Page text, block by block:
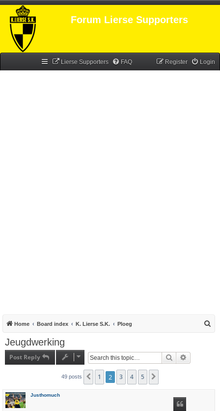
Forum Lierse Supporters
Lierse Supporters FAQ Login
Register
Home Board index K. Lierse S.K. Ploeg
Jeugdwerking
Post Reply Search
49 posts Previous
1 2 3 4 5
Justhomuch